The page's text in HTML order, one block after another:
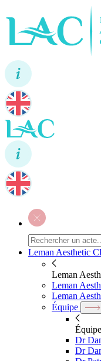
Leman Aesthetic
Leman
Leman
Leman
Équipe
Équipe
Dr
Dr